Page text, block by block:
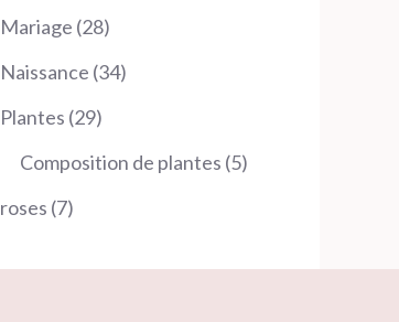
Mariage 2828
produits
Naissance 3434
Plantes 2929
produits
Composition de plantes 55
roses 77